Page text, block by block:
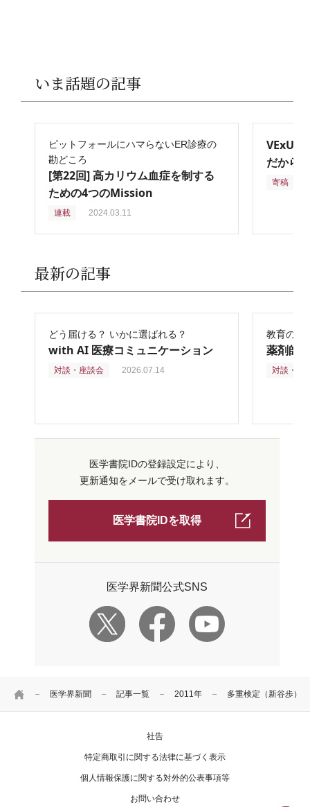
HOME 医学界新聞 記事一覧 2011年 多重検定（新谷歩）
いま話題の記事
ピットフォールにハマらないER診療の
勘どころ
[第22回] 高カリウム血症を制する
ための4つのMission
連載 2024.03.11
VExUS
だから
寄稿
最新の記事
どう届ける？ いかに選ばれる？
with AI 医療コミュニケーション
対談・座談会 2026.07.14
教育の再
薬剤師
対談・座
医学書院IDの登録設定により、
更新通知をメールで受け取れます。
医学書院IDを取得
医学界新聞公式SNS
社告
特定商取引に関する法律に基づく表示
個人情報保護に関する対外的公表事項等
お問い合わせ